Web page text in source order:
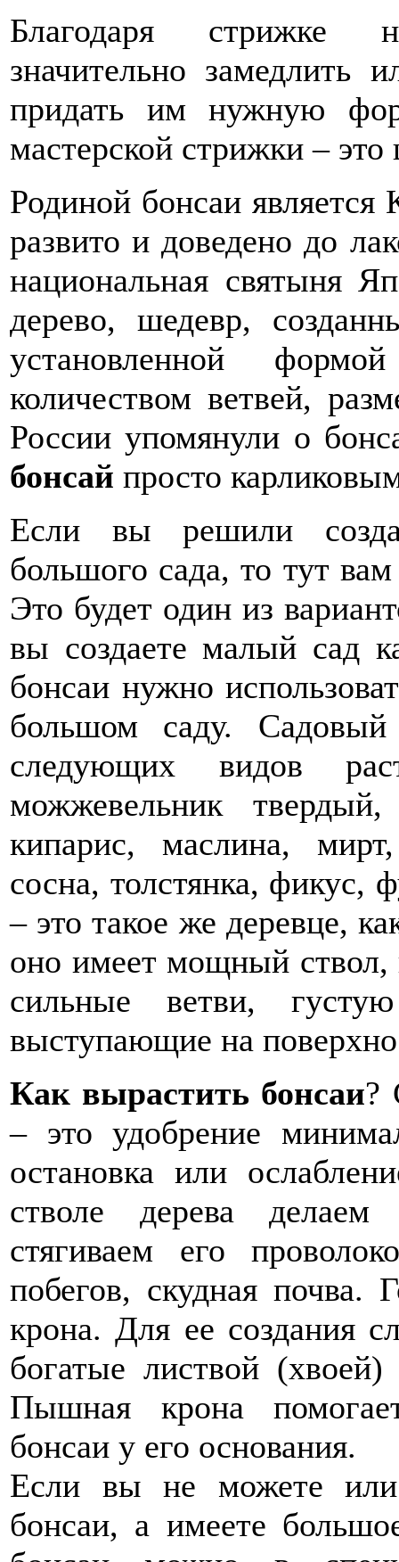
Благодаря стрижке
значительно замедлить
придать им нужную
мастерской стрижки –
Родиной бонсаи
развито и доведено до
национальная святыня
дерево, шедевр,
установленной
количеством ветвей,
России упомянули о
бонсай просто
Если вы решили
большого сада, то тут
Это будет один из
вы создаете малый сад
бонсаи нужно
большом саду.
следующих видов
можжевельник
кипарис, маслина,
сосна, толстянка, фикус,
– это такое же деревце,
оно имеет мощный
сильные ветви,
выступающие на
Как вырастить бонсаи?
– это удобрение
остановка или
стволе дерева делаем
стягиваем его
побегов, скудная почва.
крона. Для ее создания
богатые листвой
Пышная крона
бонсаи у его основания.
Если вы не можете или
бонсаи, а имеете